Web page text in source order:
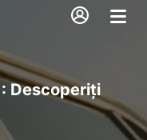
Descoperiți